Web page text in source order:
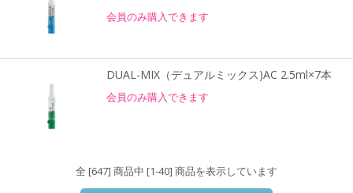
会員のみ購入できます
DUAL-MIX（デュアルミックス)AC 2.5ml×7本
会員のみ購入できます
全 [647] 商品中 [1-40] 商品を表示しています